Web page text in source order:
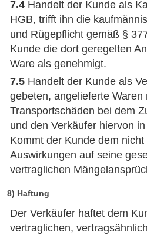
7.4 Handelt der Kunde als
HGB, trifft ihn die
und Rügepflicht gemäß §
Kunde die dort geregelten
Ware als genehmigt.
7.5 Handelt der Kunde als
gebeten, angelieferte Waren
Transportschäden bei dem
und den Verkäufer hiervon
Kommt der Kunde dem
Auswirkungen auf seine
vertraglichen
8) Haftung
Der Verkäufer haftet dem
vertraglichen,